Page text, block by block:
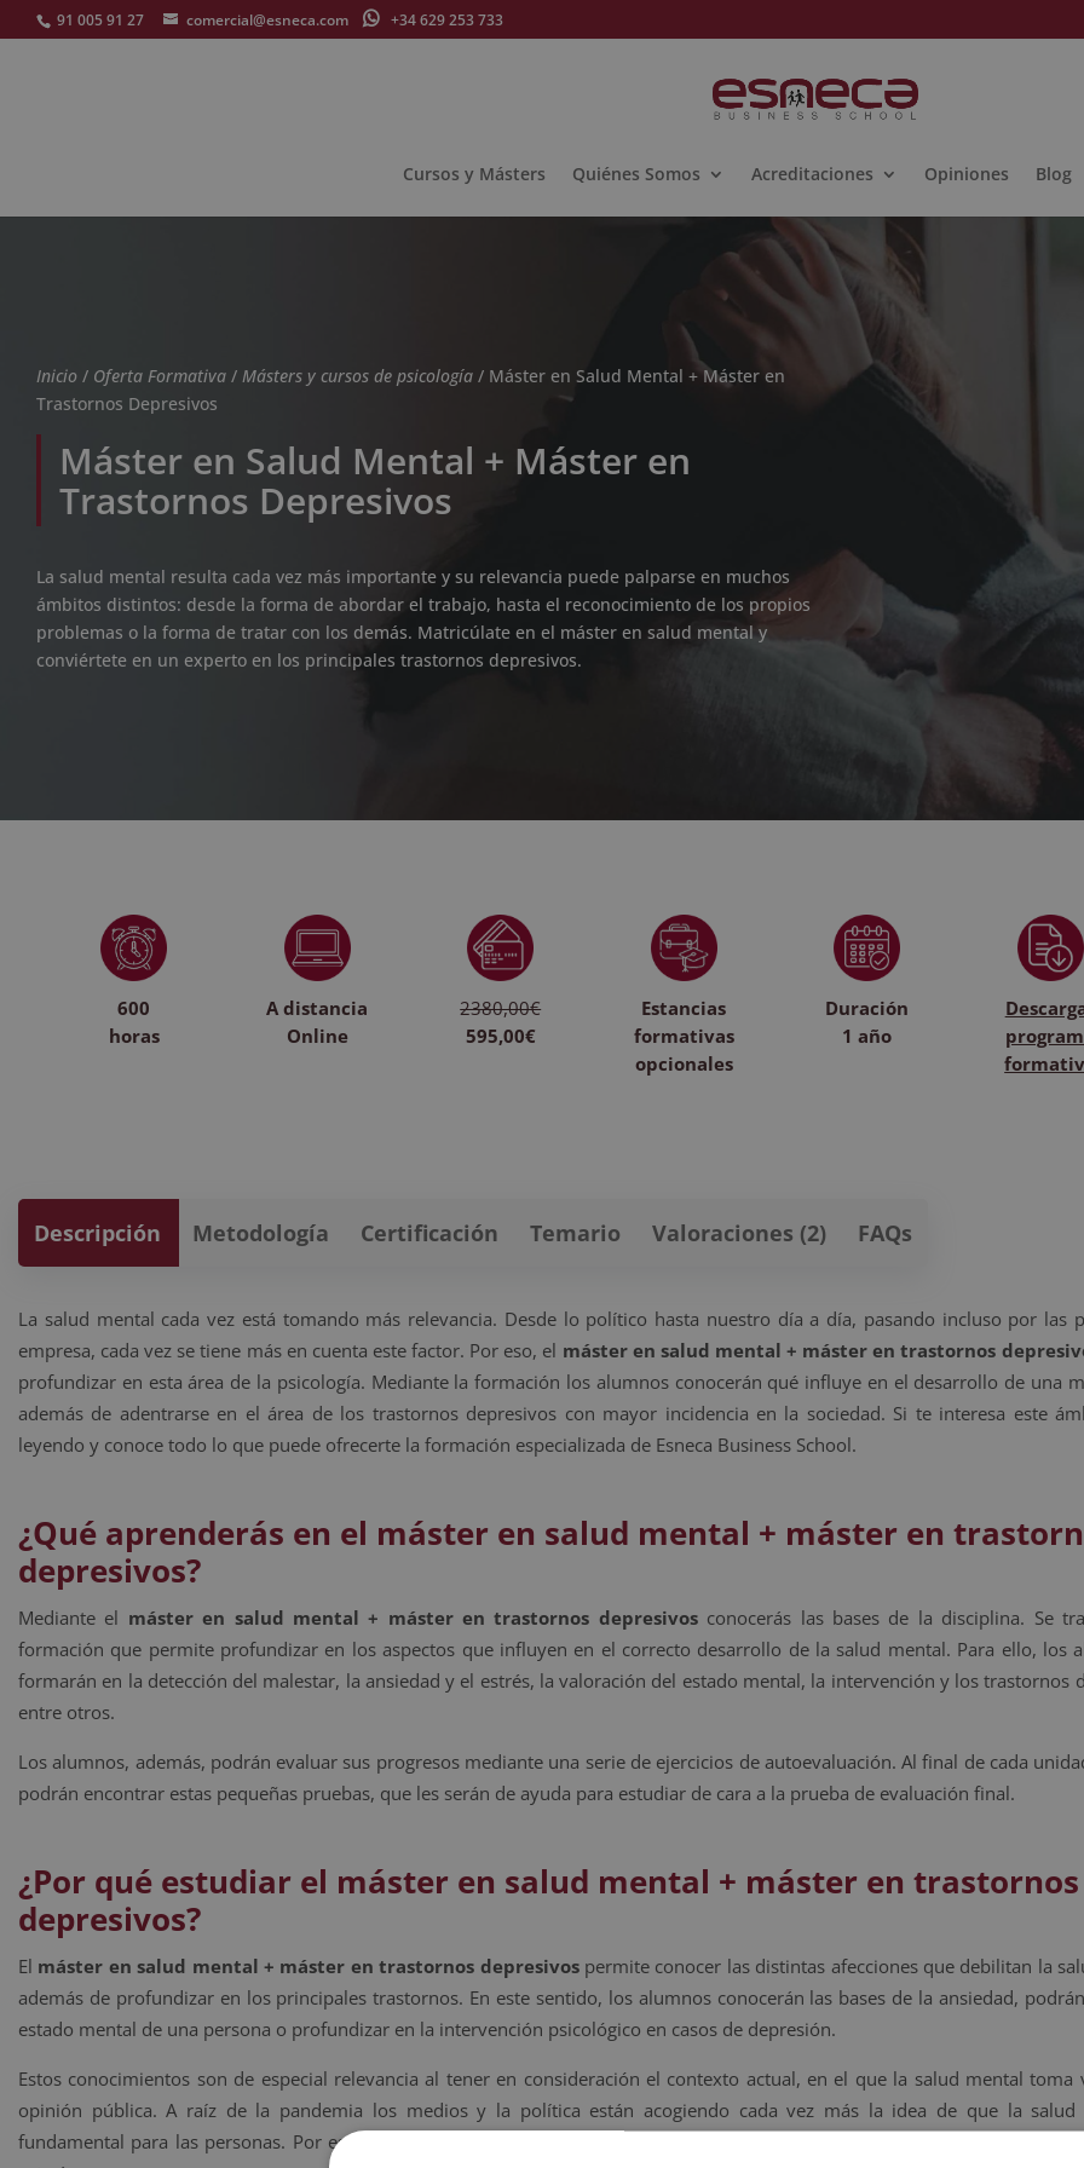
91 005 91 27 comercial@esneca.com +34 629 253 733
Cursos y Másters Quiénes Somos Acreditaciones Opiniones Blog
Inicio / Oferta Formativa / Másters y cursos de psicología / Máster en Salud Mental + Máster en
Trastornos Depresivos
Máster en Salud Mental + Máster en
Trastornos Depresivos
La salud mental resulta cada vez más importante y su relevancia puede palparse en muchos
ámbitos distintos: desde la forma de abordar el trabajo, hasta el reconocimiento de los propios
problemas o la forma de tratar con los demás. Matricúlate en el máster en salud mental y
conviértete en un experto en los principales trastornos depresivos.
600
horas
A distancia
Online
2380,00€
595,00€
Estancias
formativas
opcionales
Duración
1 año
Descripción Metodología Certificación Temario Valoraciones (2) FAQs
La salud mental cada vez está tomando más relevancia. Desde lo político hasta nuestro día a día, pasando incluso por las
empresa, cada vez se tiene más en cuenta este factor. Por eso, el máster en salud mental + máster en trastornos
profundizar en esta área de la psicología. Mediante la formación los alumnos conocerán qué influye en el desarrollo de una
además de adentrarse en el área de los trastornos depresivos con mayor incidencia en la sociedad. Si te interesa este
leyendo y conoce todo lo que puede ofrecerte la formación especializada de Esneca Business School.
¿Qué aprenderás en el máster en salud mental + máster en
depresivos?
Mediante el máster en salud mental + máster en trastornos depresivosconocerás las bases de la disciplina. Se
formación que permite profundizar en los aspectos que influyen en el correcto desarrollo de la salud mental. Para ello, los
formarán en la detección del malestar, la ansiedad y el estrés, la valoración del estado mental, la intervención y los trastornos
entre otros.
Los alumnos, además, podrán evaluar sus progresos mediante una serie de ejercicios de autoevaluación. Al final de cada
podrán encontrar estas pequeñas pruebas, que les serán de ayuda para estudiar de cara a la prueba de evaluación final.
¿Por qué estudiar el máster en salud mental + máster en trastornos
depresivos?
El máster en salud mental + máster en trastornos depresivospermite conocer las distintas afecciones que debilitan la
además de profundizar en los principales trastornos. En este sentido, los alumnos conocerán las bases de la ansiedad,
estado mental de una persona o profundizar en la intervención psicológico en casos de depresión.
Estos conocimientos son de especial relevancia al tener en consideración el contexto actual, en el que la salud mental toma
opinión pública. A raíz de la pandemia los medios y la política están acogiendo cada vez más la idea de que la salud
fundamental para las personas. Por eso, en este contexto resulta cada vez de más valor el contar con conocimientos